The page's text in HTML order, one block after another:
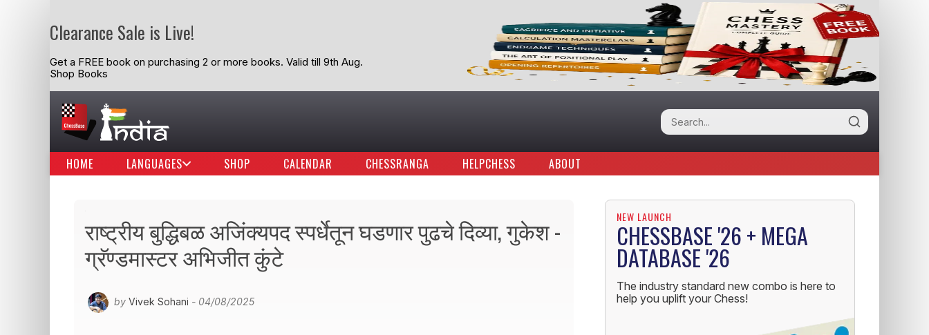
Clearance Sale is Live!
Get a FREE book on purchasing 2 or more books. Valid till 9th Aug.
Shop Books
HOME LANGUAGES SHOP CALENDAR CHESSRANGA HELPCHESS ABOUT
राष्ट्रीय बुद्धिबळ अजिंक्यपद स्पर्धेतून घडणार पुढचे दिव्या, गुकेश -
ग्रॅण्डमास्टर अभिजीत कुंटे
by Vivek Sohani - 04/08/2025
NEW LAUNCH
CHESSBASE '26 + MEGA
DATABASE '26
The industry standard new combo is here to
help you uplift your Chess!